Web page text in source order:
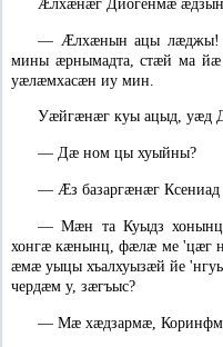
Ӕлхæнæг Диогенмæ
— Ӕлхæнын ацы лæджы!
мины æрнымадта, стæй ма
уæлæмхасæн иу мин.
Уæйгæнæг куы ацыд, уæд
—Дæ ном цы хуыйны?
—Ӕз базаргæнæг
—Мæн та Куыдз
хонгæ кæнынц, фæлæ ме 'цæг
æмæ уыцы хъалхуызæй йе
чердæм у, зæгъыс?
—Мæ хæдзармæ,